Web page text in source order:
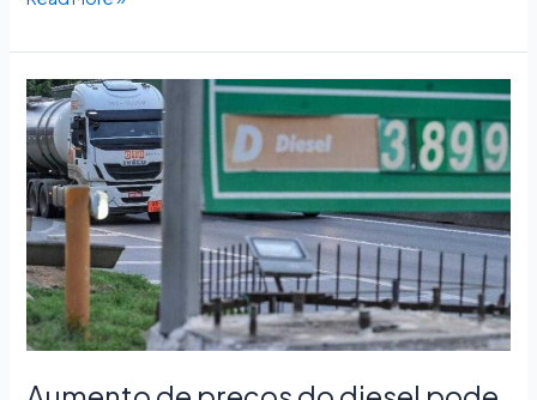
Aumento
de
preços
do
diesel
pode
ser
estopim
para
nova